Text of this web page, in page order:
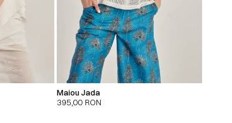
Maiou Jada
395,00 RON